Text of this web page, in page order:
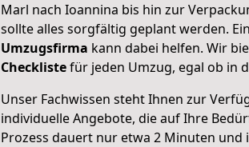
Marl nach Ioannina bis hin zur
sollte alles sorgfältig geplant werden.
Umzugsfirma kann dabei helfen. Wir
Checklistefür jeden Umzug, egal ob in
Unser Fachwissen steht Ihnen zur
individuelle Angebote, die auf Ihre
Prozess dauert nur etwa 2 Minuten und